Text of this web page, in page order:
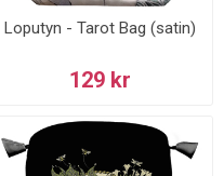
Loputyn - Tarot Bag (satin)
129 kr